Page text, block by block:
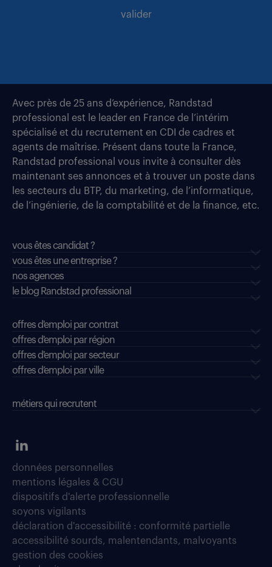
valider
Avec près de 25 ans d’expérience, Randstad
professional est le leader en France de l’intérim
spécialisé et du recrutement en CDI de cadres et
agents de maîtrise. Présent dans toute la France,
Randstad professional vous invite à consulter dès
maintenant ses annonces et à trouver un poste dans
les secteurs du BTP, du marketing, de l’informatique,
de l’ingénierie, de la comptabilité et de la finance, etc.
vous êtes candidat ?
vous êtes une entreprise ?
nos agences
le blog Randstad professional
offres d'emploi par contrat
offres d'emploi par région
offres d'emploi par secteur
offres d’emploi par ville
métiers qui recrutent
données personnelles
mentions légales & CGU
dispositifs d'alerte professionnelle
soyons vigilants
déclaration d'accessibilité : conformité partielle
accessibilité sourds, malentendants, malvoyants
gestion des cookies